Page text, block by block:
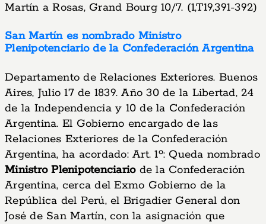
Martín a Rosas, Grand Bourg 10/7. (1,T19,391-392)
San Martín es nombrado Ministro
Plenipotenciario de la Confederación Argentina
Departamento de Relaciones Exteriores. Buenos
Aires, Julio 17 de 1839. Año 30 de la Libertad, 24
de la Independencia y 10 de la Confederación
Argentina. El Gobierno encargado de las
Relaciones Exteriores de la Confederación
Argentina, ha acordado: Art. 1º: Queda nombrado
Ministro Plenipotenciariode la Confederación
Argentina, cerca del Exmo Gobierno de la
República del Perú, el Brigadier General don
José de San Martín, con la asignación que